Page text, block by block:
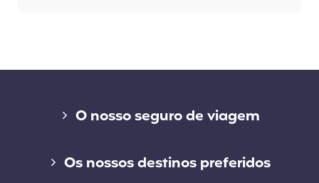
O nosso seguro de viagem
Seguro de curta duração
Os nossos destinos preferidos